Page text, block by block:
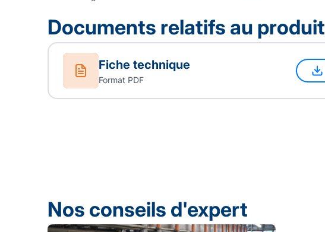
Documents relatifs au produit
Fiche technique
Format PDF
Nos conseils d'expert